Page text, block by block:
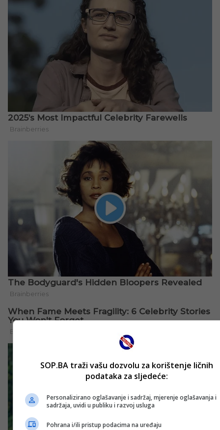
SOP.BA traži vašu dozvolu za korištenje ličnih
podataka za sljedeće:
Personalizirano oglašavanje i sadržaj, mjerenje oglašavanja i
sadržaja, uvidi u publiku i razvoj usluga
Pohrana i/ili pristup podacima na uređaju